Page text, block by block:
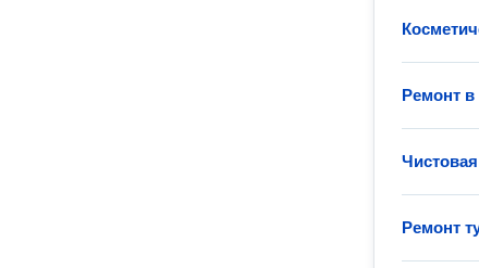
Ремонт в
Ремонт